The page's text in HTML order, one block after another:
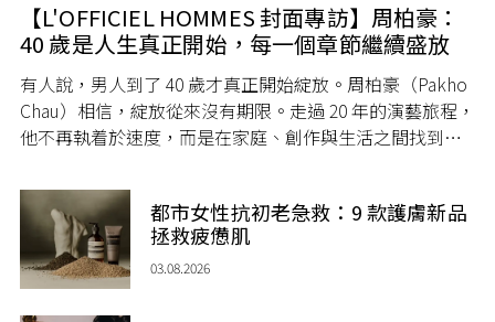
【L'OFFICIEL HOMMES 封面專訪】周柏豪：
40 歲是人生真正開始，每一個章節繼續盛放
有人說，男人到了 40 歲才真正開始綻放。周柏豪（Pakho
Chau）相信，綻放從來沒有期限。走過 20 年的演藝旅程，
他不再執着於速度，而是在家庭、創作與生活之間找到屬
都市女性抗初老急救：9 款護膚新品
拯救疲憊肌
03.08.2026